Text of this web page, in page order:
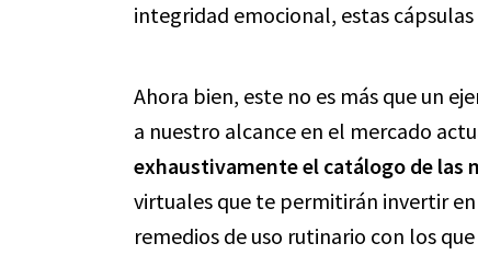
integridad emocional, estas
Ahora bien, este no es más que un
a nuestro alcance en el mercado
exhaustivamente el catálogo de las
virtuales que te permitirán invertir
remedios de uso rutinario con los